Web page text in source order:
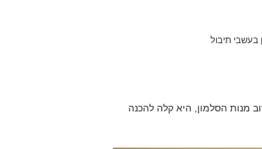
בעשבי תיבול
מנות הסלמון, היא קלה להכנה